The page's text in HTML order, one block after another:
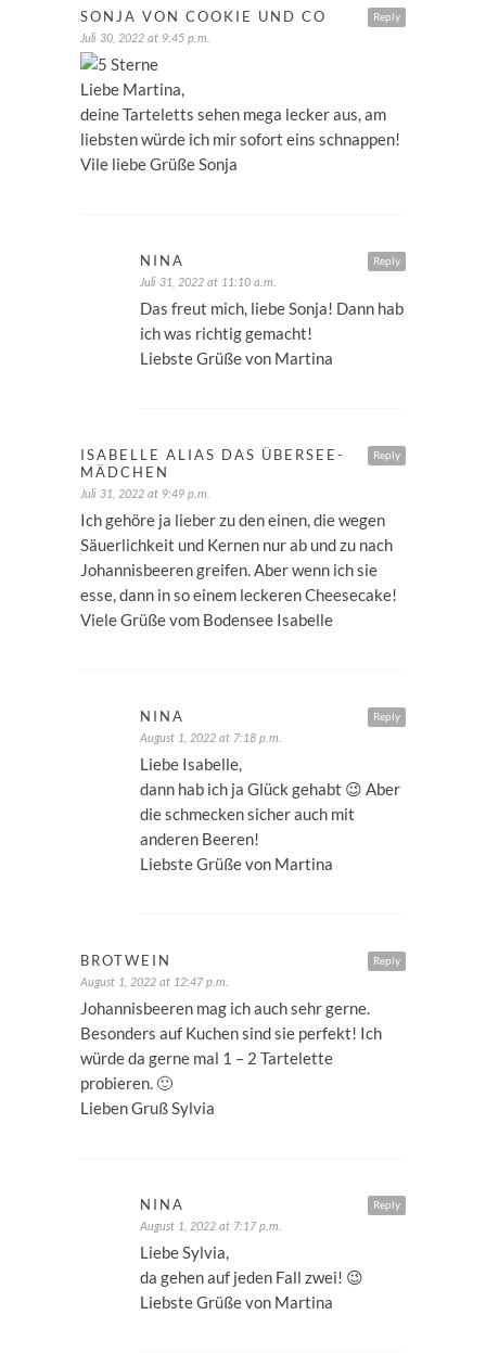
Reply
SONJA VON COOKIE UND CO
Juli 30, 2022 at 9:45 p.m.
Liebe Martina,
deine Tarteletts sehen mega lecker aus, am
liebsten würde ich mir sofort eins schnappen!
Vile liebe Grüße Sonja
Reply
NINA
Juli 31, 2022 at 11:10 a.m.
Das freut mich, liebe Sonja! Dann hab
ich was richtig gemacht!
Liebste Grüße von Martina
Reply
ISABELLE ALIAS DAS ÜBERSEE-
MÄDCHEN
Juli 31, 2022 at 9:49 p.m.
Ich gehöre ja lieber zu den einen, die wegen
Säuerlichkeit und Kernen nur ab und zu nach
Johannisbeeren greifen. Aber wenn ich sie
esse, dann in so einem leckeren Cheesecake!
Viele Grüße vom Bodensee Isabelle
Reply
NINA
August 1, 2022 at 7:18 p.m.
Liebe Isabelle,
dann hab ich ja Glück gehabt 😉 Aber
die schmecken sicher auch mit
anderen Beeren!
Liebste Grüße von Martina
Reply
BROTWEIN
August 1, 2022 at 12:47 p.m.
Johannisbeeren mag ich auch sehr gerne.
Besonders auf Kuchen sind sie perfekt! Ich
würde da gerne mal 1 – 2 Tartelette
probieren. 🙂
Lieben Gruß Sylvia
Reply
NINA
August 1, 2022 at 7:17 p.m.
Liebe Sylvia,
da gehen auf jeden Fall zwei! 😉
Liebste Grüße von Martina